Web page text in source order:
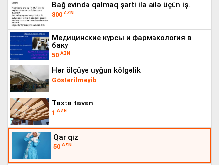
bağ evində qalmaq şərti ilə ailə üçün iş.
800 AZN
mедицинские курсы и фармакология в
баку
50 AZN
hər ölçüyə uyğun kölgəlik
Göstərilməyib
taxta tavan
1 AZN
qar qi̇z
50 AZN